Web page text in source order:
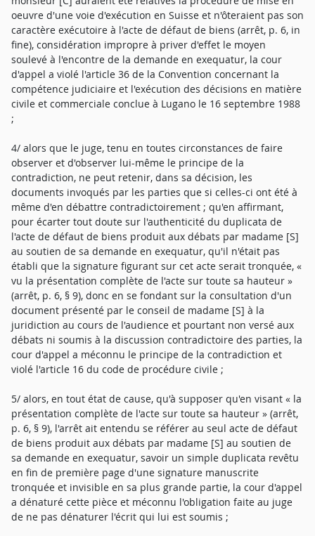
oeuvre d'une voie d'exécution en Suisse et n'ôteraient pas son
caractère exécutoire à l'acte de défaut de biens (arrêt, p. 6, in
fine), considération impropre à priver d'effet le moyen
soulevé à l'encontre de la demande en exequatur, la cour
d'appel a violé l'article 36 de la Convention concernant la
compétence judiciaire et l'exécution des décisions en matière
civile et commerciale conclue à Lugano le 16 septembre 1988
;
4/ alors que le juge, tenu en toutes circonstances de faire
observer et d'observer lui-même le principe de la
contradiction, ne peut retenir, dans sa décision, les
documents invoqués par les parties que si celles-ci ont été à
même d'en débattre contradictoirement ; qu'en affirmant,
pour écarter tout doute sur l'authenticité du duplicata de
l'acte de défaut de biens produit aux débats par madame [S]
au soutien de sa demande en exequatur, qu'il n'était pas
établi que la signature figurant sur cet acte serait tronquée, «
vu la présentation complète de l'acte sur toute sa hauteur »
(arrêt, p. 6, § 9), donc en se fondant sur la consultation d'un
document présenté par le conseil de madame [S] à la
juridiction au cours de l'audience et pourtant non versé aux
débats ni soumis à la discussion contradictoire des parties, la
cour d'appel a méconnu le principe de la contradiction et
violé l'article 16 du code de procédure civile ;
5/ alors, en tout état de cause, qu'à supposer qu'en visant « la
présentation complète de l'acte sur toute sa hauteur » (arrêt,
p. 6, § 9), l'arrêt ait entendu se référer au seul acte de défaut
de biens produit aux débats par madame [S] au soutien de
sa demande en exequatur, savoir un simple duplicata revêtu
en fin de première page d'une signature manuscrite
tronquée et invisible en sa plus grande partie, la cour d'appel
a dénaturé cette pièce et méconnu l'obligation faite au juge
de ne pas dénaturer l'écrit qui lui est soumis ;